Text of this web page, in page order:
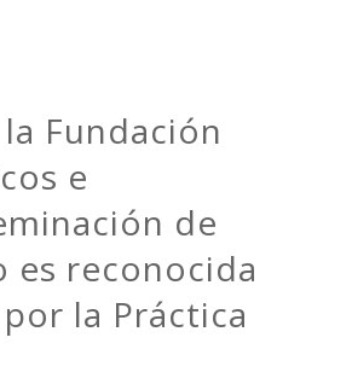
Fundación
e
de
es reconocida
la Práctica